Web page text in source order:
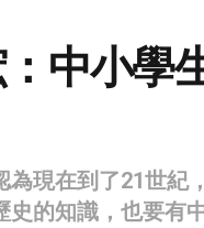
中小學
為現在到了21世紀
史的知識，也要有